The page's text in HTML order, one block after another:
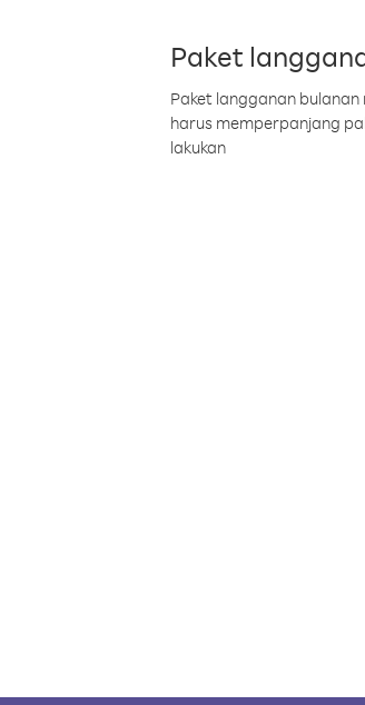
Paket
Paket langganan
harus memperpanjang
lakukan